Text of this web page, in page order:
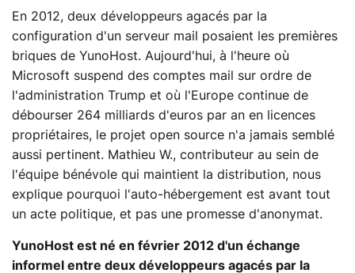
En 2012, deux développeurs agacés par la
configuration d'un serveur mail posaient les premières
briques de YunoHost. Aujourd'hui, à l'heure où
Microsoft suspend des comptes mail sur ordre de
l'administration Trump et où l'Europe continue de
débourser 264 milliards d'euros par an en licences
propriétaires, le projet open source n'a jamais semblé
aussi pertinent. Mathieu W., contributeur au sein de
l'équipe bénévole qui maintient la distribution, nous
explique pourquoi l'auto-hébergement est avant tout
un acte politique, et pas une promesse d'anonymat.
YunoHost est né en février 2012 d'un échange
informel entre deux développeurs agacés par la